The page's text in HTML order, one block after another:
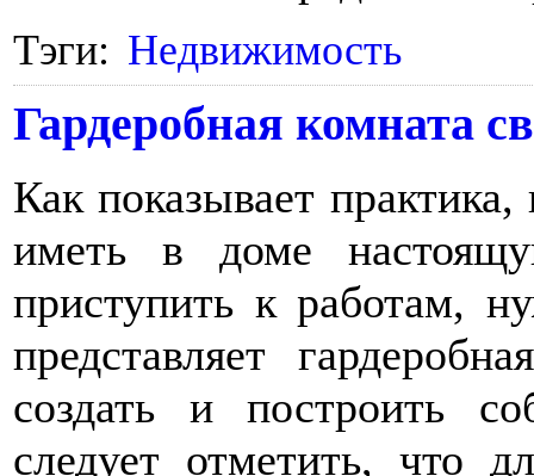
Тэги: Недвижимость
Гардеробная комната
Как показывает
иметь в доме
приступить к работам,
представляет
создать и построить
следует отметить, что